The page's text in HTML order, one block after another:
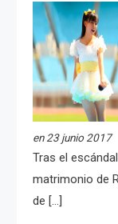
en 23 junio 2017
Tras el
matrimonio de
de […]